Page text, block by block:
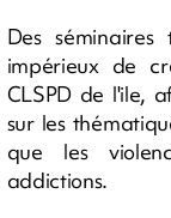
Des
impérieux de
CLSPD de l'ile,
sur les
que les
addictions.